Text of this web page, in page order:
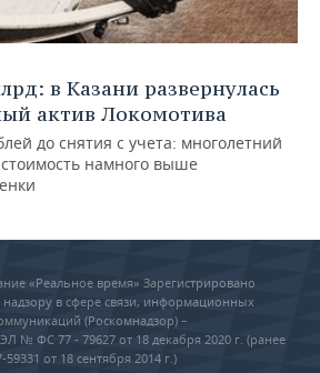
в Казани развернулась
актив Локомотива
до снятия с учета: многолетний
намного выше
«Реальное время» Зарегистрировано
в сфере связи, информационных
(Роскомнадзор) –
№ ФС 77 - 79627 от 18 декабря 2020 г. (ранее
от 18 сентября 2014 г.)